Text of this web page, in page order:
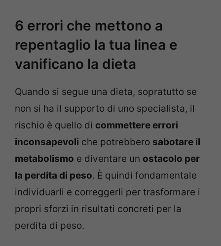
6 errori che mettono a
repentaglio la tua linea e
vanificano la dieta
Quando si segue una dieta, sopratutto se
non si ha il supporto di uno specialista, il
rischio è quello di commettere errori
inconsapevoli che potrebbero sabotare il
metabolismo e diventare un ostacolo per
la perdita di peso. È quindi fondamentale
individuarli e correggerli per trasformare i
propri sforzi in risultati concreti per la
perdita di peso.